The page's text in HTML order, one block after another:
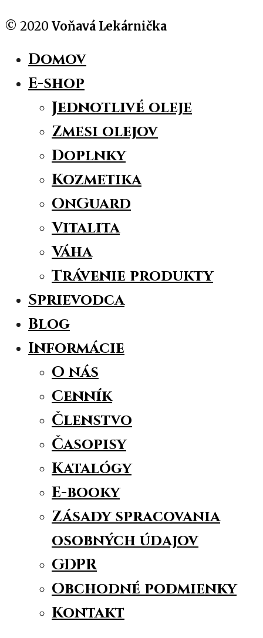
© 2020 Voňavá Lekárnička
Domov
E-shop
Jednotlivé oleje
Zmesi olejov
Doplnky
Kozmetika
OnGuard
Vitalita
Váha
Trávenie produkty
Sprievodca
Blog
Informácie
O nás
Cenník
Členstvo
Časopisy
Katalógy
E-booky
Zásady spracovania
osobných údajov
GDPR
Obchodné podmienky
Kontakt